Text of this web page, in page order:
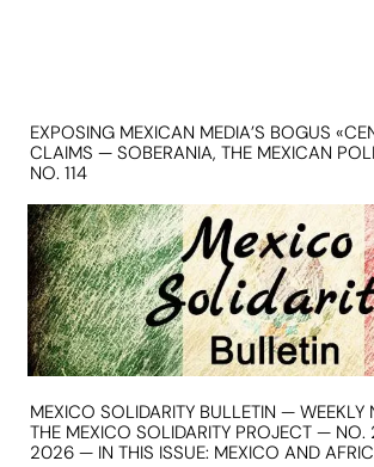
EXPOSING MEXICAN MEDIA’S BOGUS
CLAIMS — SOBERANIA, THE MEXICAN
NO. 114
MEXICO SOLIDARITY BULLETIN — WEEKLY
THE MEXICO SOLIDARITY PROJECT —
2026 — IN THIS ISSUE: MEXICO AND